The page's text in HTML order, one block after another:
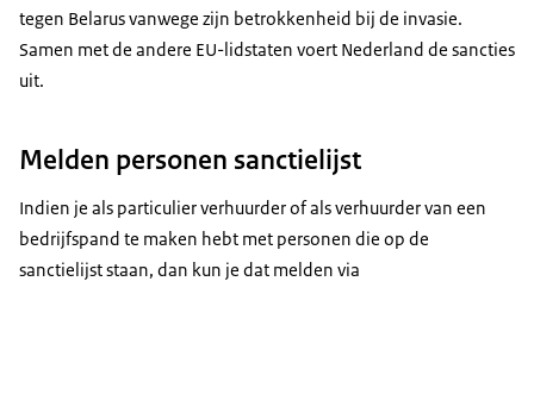
tegen Belarus vanwege zijn betrokkenheid bij de invasie.
Samen met de andere EU-lidstaten voert Nederland de sancties
uit.
Melden personen sanctielijst
Indien je als particulier verhuurder of als verhuurder van een
bedrijfspand te maken hebt met personen die op de
sanctielijst staan, dan kun je dat melden via